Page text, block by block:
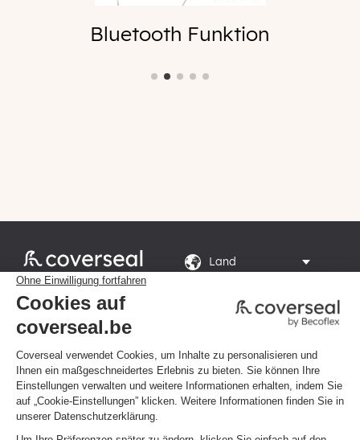
Bluetooth Funktion

Rte du Grand Peuplier

Montag bis Freitag von 8
bis 16 Uhr